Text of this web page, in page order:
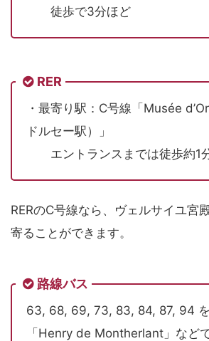
徒歩で3分ほど
RER
・最寄り駅：C号線「Musée
ドルセー駅）」
エントランスまでは徒歩約1
RERのC号線なら、ヴェルサイユ宮
寄ることができます。
路線バス
63, 68, 69, 73, 83, 84, 87, 94
「Henry de Montherlant」などで